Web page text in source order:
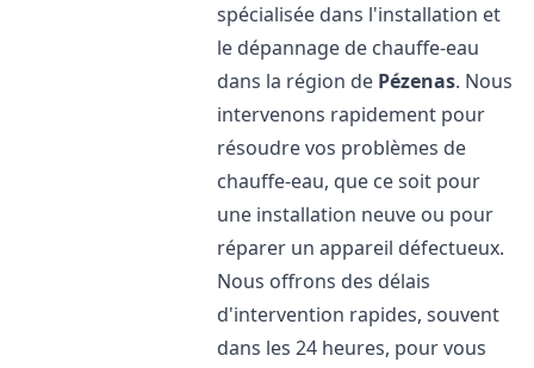
spécialisée dans l'installation et
le dépannage de chauffe-eau
dans la région de Pézenas. Nous
intervenons rapidement pour
résoudre vos problèmes de
chauffe-eau, que ce soit pour
une installation neuve ou pour
réparer un appareil défectueux.
Nous offrons des délais
d'intervention rapides, souvent
dans les 24 heures, pour vous